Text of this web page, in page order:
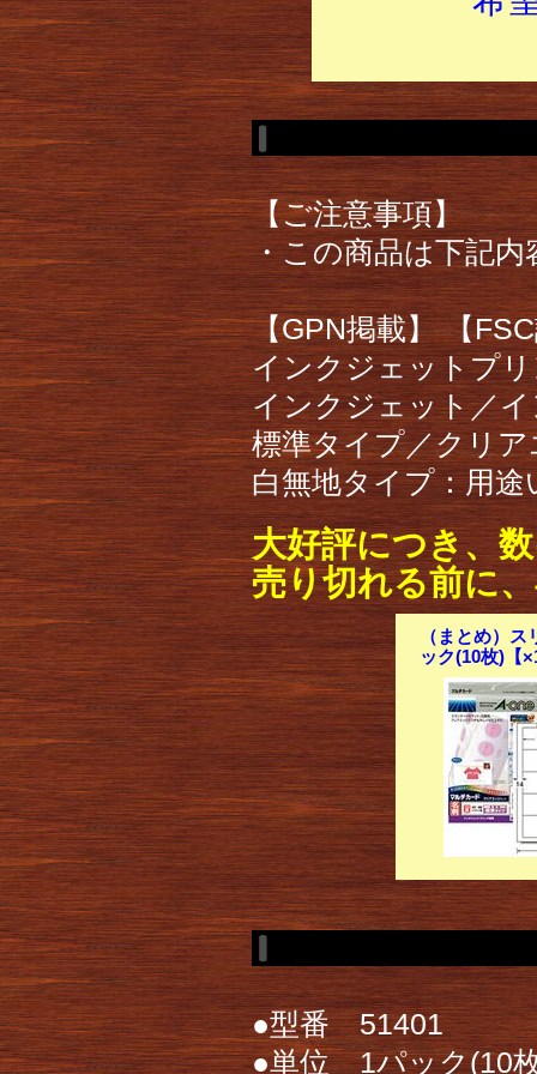
【ご注意事項】
・この商品は下記
【GPN掲載】 【
インクジェットプ
インクジェット／
標準タイプ／クリ
白無地タイプ：用
大好評につき、
売り切れる前に
（まとめ）
ック(10枚)【
●型番 51401
●単位 1パック(10